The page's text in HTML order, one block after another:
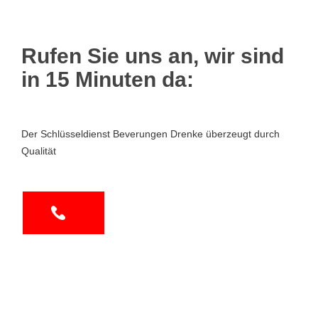
Rufen Sie uns an, wir sind
in 15 Minuten da:
Der Schlüsseldienst Beverungen Drenke überzeugt durch
Qualität